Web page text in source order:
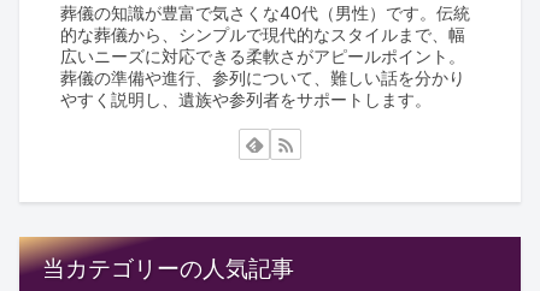
葬儀の知識が豊富で気さくな40代（男性）です。伝統
的な葬儀から、シンプルで現代的なスタイルまで、幅
広いニーズに対応できる柔軟さがアピールポイント。
葬儀の準備や進行、参列について、難しい話を分かり
やすく説明し、遺族や参列者をサポートします。
当カテゴリーの人気記事